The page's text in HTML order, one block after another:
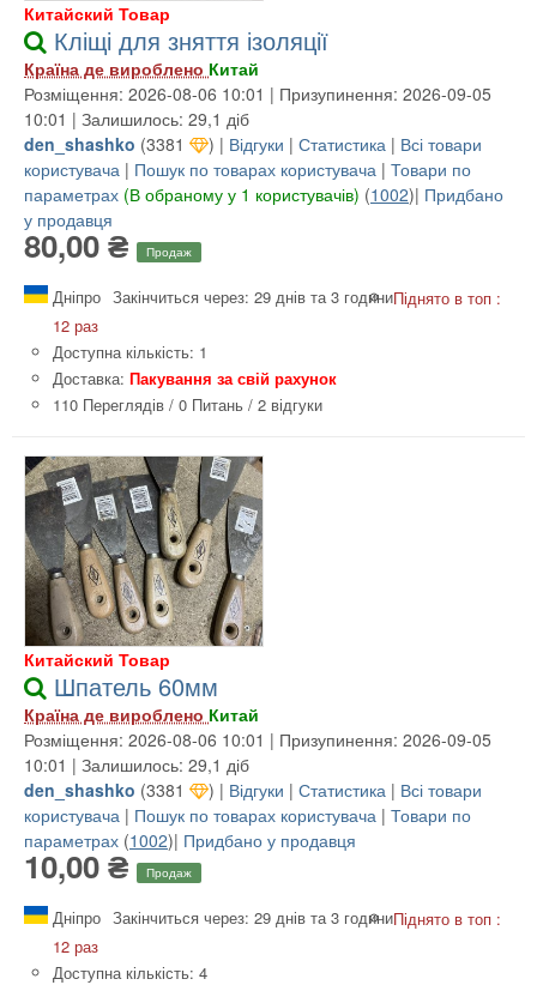
Китайский Товар
Кліщі для зняття ізоляції
Країна де вироблено Китай
Розміщення: 2026-08-06 10:01 | Призупинення: 2026-09-05
10:01 | Залишилось: 29,1 діб
den_shashko (3381 ) | Відгуки | Статистика | Всі товари
користувача | Пошук по товарах користувача | Товари по
параметрах (В обраному у 1 користувачів) (1002)| Придбано
у продавця
80,00 ₴ Продаж
Дніпро Закінчиться через: 29 днів та 3 годиниПіднято в топ :
12 раз
Доступна кількість: 1
Доставка: Пакування за свій рахунок
110 Переглядів / 0 Питань / 2 відгуки
Китайский Товар
Шпатель 60мм
Країна де вироблено Китай
Розміщення: 2026-08-06 10:01 | Призупинення: 2026-09-05
10:01 | Залишилось: 29,1 діб
den_shashko (3381 ) | Відгуки | Статистика | Всі товари
користувача | Пошук по товарах користувача | Товари по
параметрах (1002)| Придбано у продавця
10,00 ₴ Продаж
Дніпро Закінчиться через: 29 днів та 3 годиниПіднято в топ :
12 раз
Доступна кількість: 4